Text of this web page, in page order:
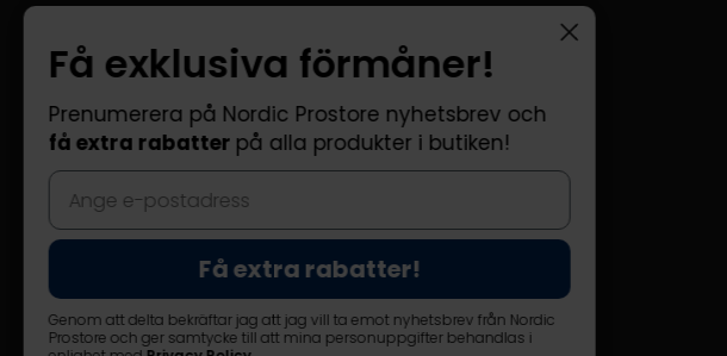
Företagsinformation
Om oss
FAQ - Vanliga frågor
Leverans
Returer
Kontakta oss
© Nordic Prostore 2026 Allmänna villkor Integritetspolicy
Få exklusiva förmåner!
Prenumerera på Nordic Prostore nyhetsbrev och
få extra rabatter på alla produkter i butiken!
Få extra rabatter!
Genom att delta bekräftar jag att jag vill ta emot nyhetsbrev från Nordic
Prostore och ger samtycke till att mina personuppgifter behandlas i